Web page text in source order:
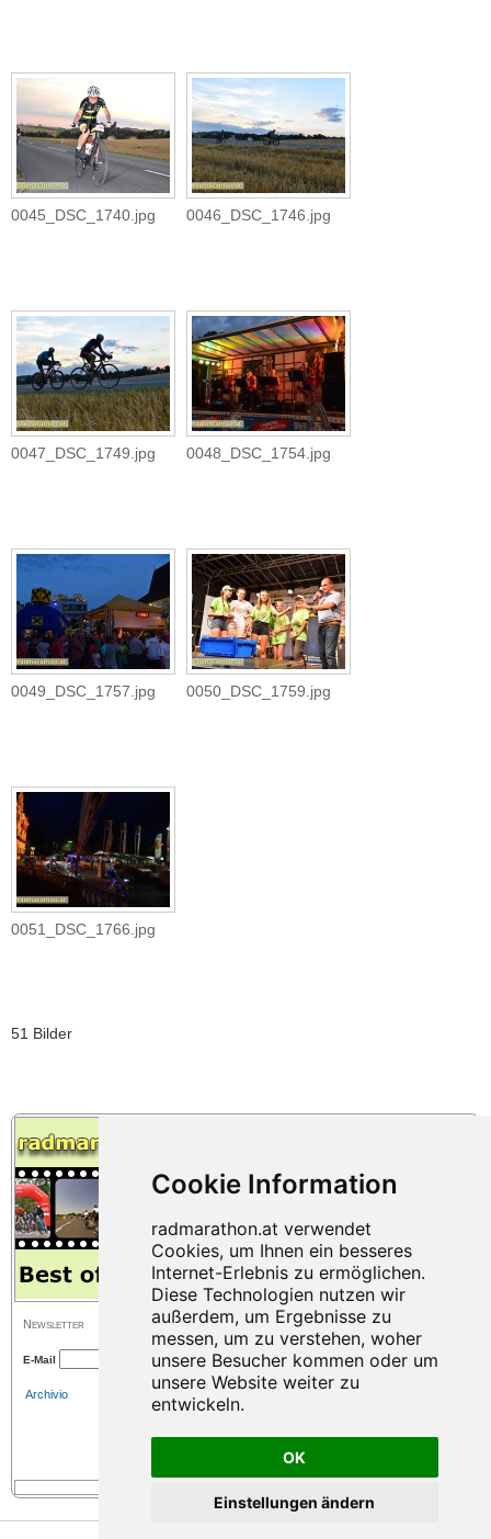
OK
Einstellungen ändern
0045_DSC_1740.jpg 0046_DSC_1746.jpg
0047_DSC_1749.jpg 0048_DSC_1754.jpg
0049_DSC_1757.jpg 0050_DSC_1759.jpg
0051_DSC_1766.jpg
51 Bilder
Newsletter
E-Mail
Archivio